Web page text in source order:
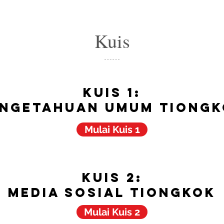
Kuis
kuis 1:
Umum
Mulai Kuis 1
kuis 2:
Media Sosial Tiongkok
Mulai Kuis 2